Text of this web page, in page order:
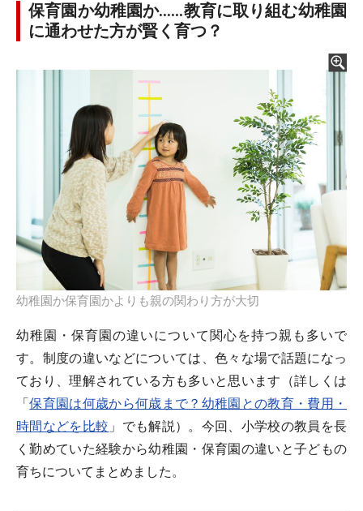
保育園か幼稚園か……教育に取り組む幼稚園
に通わせた方が賢く育つ？
幼稚園か保育園かよりも親の関わり方が大切
幼稚園・保育園の違いについて関心を持つ親も多いで
す。制度の違いなどについては、色々な場で話題になっ
ており、理解されている方も多いと思います（詳しくは
「保育園は何歳から何歳まで？幼稚園との教育・費用・
時間などを比較 」でも解説）。今回、小学校の教員を長
く勤めていた経験から幼稚園・保育園の違いと子どもの
育ちについてまとめました。